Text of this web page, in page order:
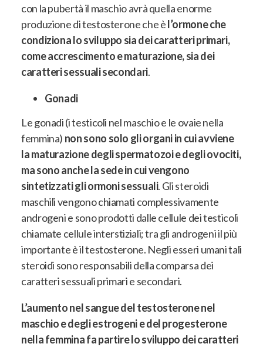
con la pubertà il maschio avrà quella enorme
produzione di testosteroneche èl’ormone che
condiziona lo sviluppo sia dei caratteri primari,
come accrescimento e maturazione, sia dei
caratteri sessuali secondari.
Gonadi
Le gonadi(i testicoli nel maschio e le ovaie nella
femmina) non sono solo gli organi in cui avviene
la maturazione degli spermatozoi e degli ovociti,
ma sono anche la sede in cui vengono
sintetizzati gli ormoni sessuali. Gli steroidi
maschili vengono chiamati complessivamente
androgeni e sono prodotti dalle cellule dei testicoli
chiamate cellule interstiziali; tra gli androgeni il più
importante è il testosterone. Negli esseri umani tali
steroidi sono responsabili della comparsa dei
caratteri sessuali primari e secondari.
L’aumento nel sangue del testosterone nel
maschio e degli estrogeni e del progesterone
nella femmina fa partire lo sviluppo dei caratteri